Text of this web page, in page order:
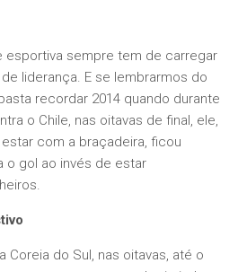
esportiva sempre tem de carregar
liderança. E se lembrarmos do
recordar 2014 quando durante
o Chile, nas oitavas de final, ele,
com a braçadeira, ficou
o gol ao invés de estar
Coreia do Sul, nas oitavas, até o